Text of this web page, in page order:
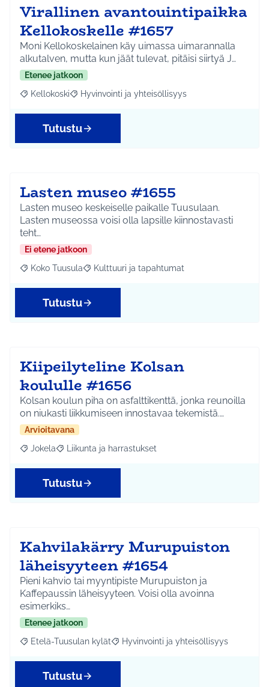
Virallinen avantouintipaikka
Kellokoskelle #1657
Moni Kellokoskelainen käy uimassa uimarannalla
alkutalven, mutta kun jäät tulevat, pitäisi siirtyä J…
Etenee jatkoon
Rajaa tulokset aihepiirin mukaan: Kellokoski
Kellokoski Rajaa tulokset teeman mukaan: Hyvinvointi ja
Hyvinvointi ja yhteisöllisyys
Tutustu
Lasten museo #1655
Lasten museo keskeiselle paikalle Tuusulaan.
Lasten museossa voisi olla lapsille kiinnostavasti
teht…
Ei etene jatkoon
Rajaa tulokset aihepiirin mukaan: Koko Tuusula
Koko Tuusula Rajaa tulokset teeman mukaan: Kulttuuri ja
Kulttuuri ja tapahtumat
Tutustu
Kiipeilyteline Kolsan
koululle #1656
Kolsan koulun piha on asfalttikenttä, jonka reunoilla
on niukasti liikkumiseen innostavaa tekemistä.…
Arvioitavana
Rajaa tulokset aihepiirin mukaan: Jokela
Jokela Rajaa tulokset teeman mukaan: Liikunta ja
Liikunta ja harrastukset
Tutustu
Kahvilakärry Murupuiston
läheisyyteen #1654
Pieni kahvio tai myyntipiste Murupuiston ja
Kaffepaussin läheisyyteen. Voisi olla avoinna
esimerkiks…
Etenee jatkoon
Rajaa tulokset aihepiirin mukaan: Etelä-Tuusulan kylät
Etelä-Tuusulan kylät Rajaa tulokset teeman mukaan:
Hyvinvointi ja yhteisöllisyys
Tutustu